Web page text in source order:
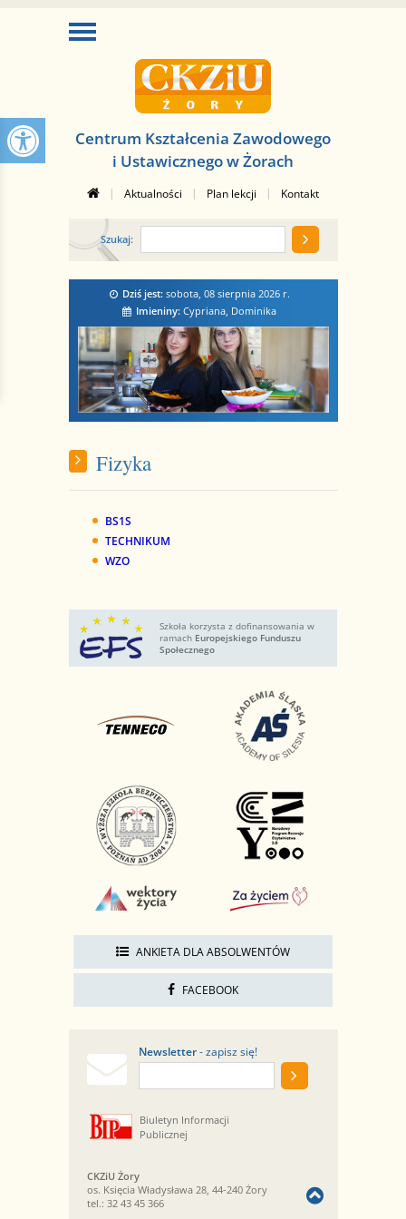
Centrum Kształcenia Zawodowego
i Ustawicznego w Żorach
| Aktualności | Plan lekcji | Kontakt
Szukaj:
Dziś jest: sobota, 08 sierpnia 2026r.
Imieniny: Cypriana, Dominika
Fizyka
BS1S
TECHNIKUM
WZO
Szkoła korzysta z dofinansowania w
ramach Europejskiego Funduszu
Społecznego
ANKIETA DLA ABSOLWENTÓW
FACEBOOK
Newsletter- zapisz się!
Biuletyn Informacji
Publicznej
CKZiU Żory
os. Księcia Władysława 28, 44-240 Żory
tel.: 32 43 45 366